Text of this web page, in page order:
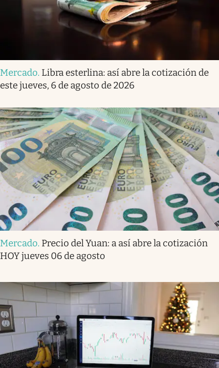
Mercado. Libra esterlina: así abre la cotización de
este jueves, 6 de agosto de 2026
Mercado. Precio del Yuan: a así abre la cotización
HOY jueves 06 de agosto